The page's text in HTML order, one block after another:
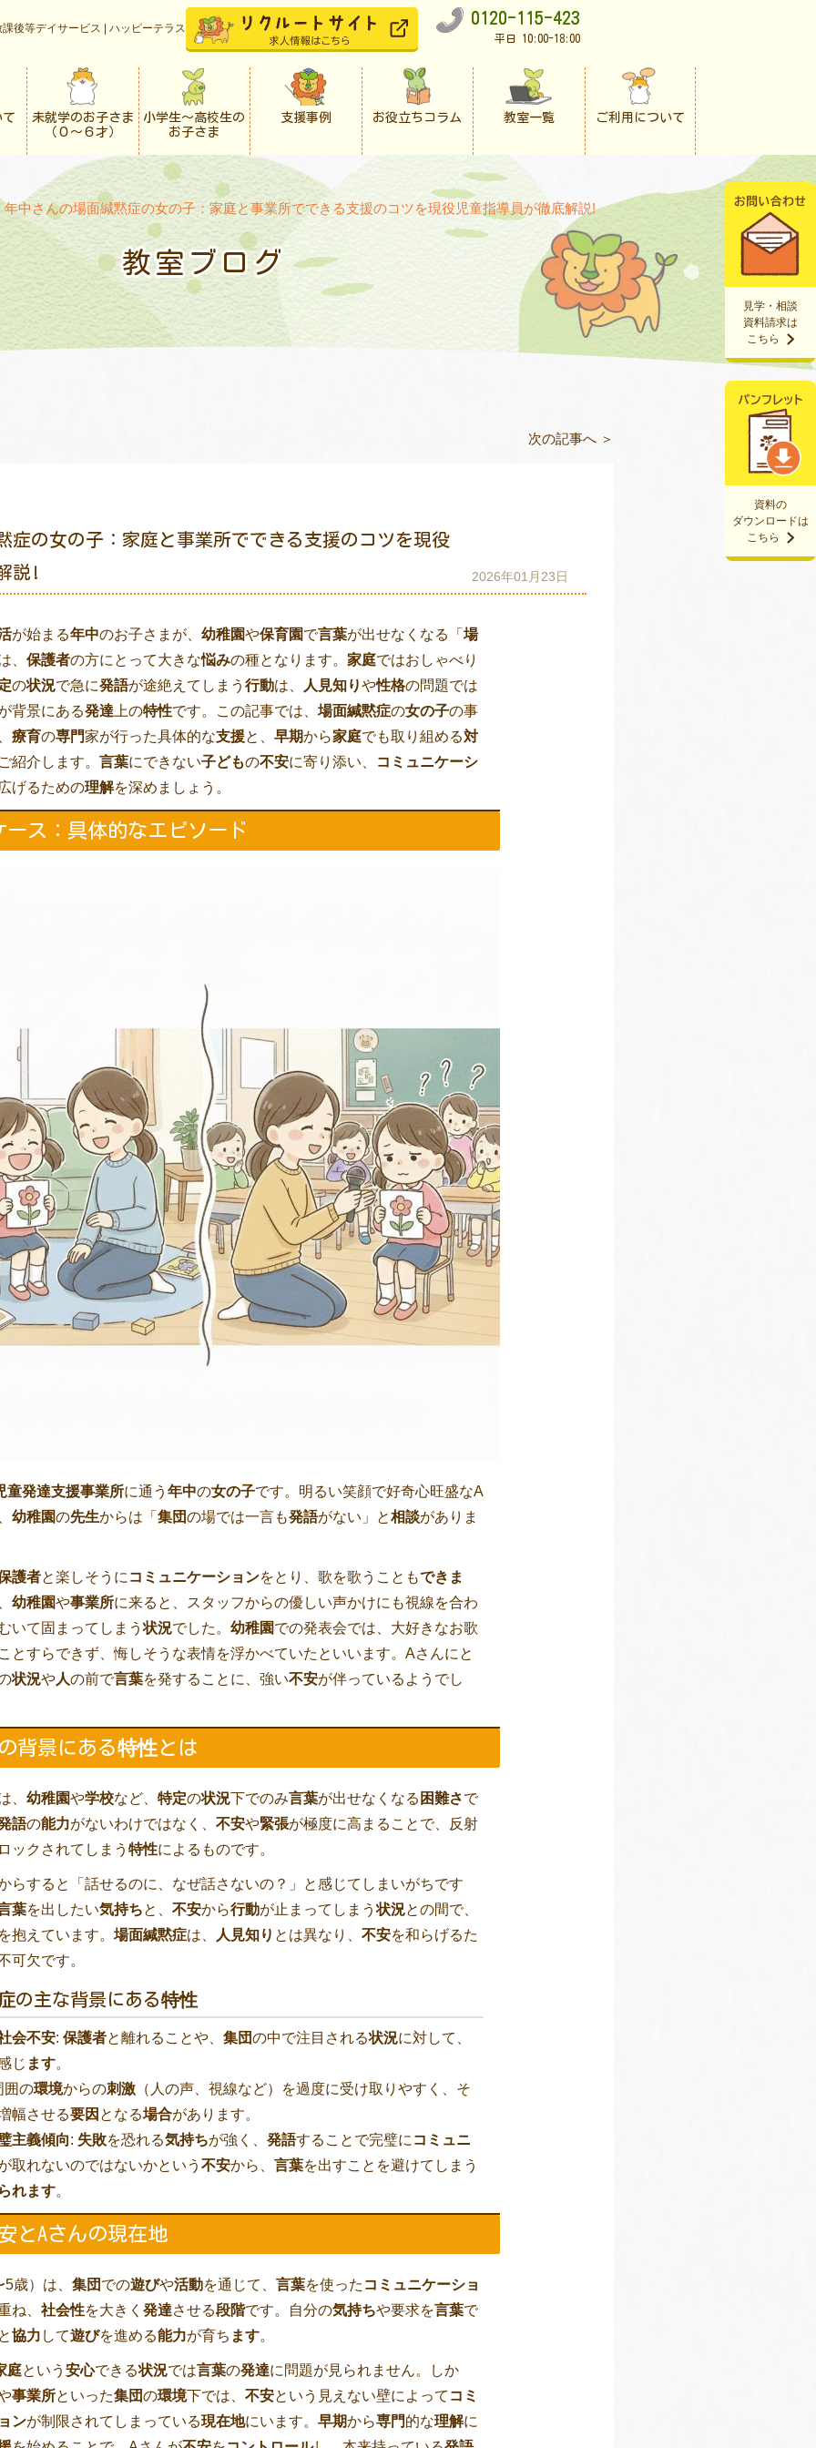
後等デイサービス | ハッピーテラス
0120-115-423
平日 10:00-18:00
て
未就学のお子さま
（０〜６才）
小学生〜高校生の
お子さま
支援事例 お役立ちコラム 教室一覧 ご利用について
資料の
ダウンロードは
こちら
見学・相談
資料請求は
こちら
年中さんの場面緘黙症の女の子：家庭と事業所でできる支援のコツを現役児童指導員が徹底解説!
教室ブログ
次の記事へ ＞
症の女の子：家庭と事業所でできる支援のコツを現役
説!
2026年01月23日
が始まる年中のお子さまが、 幼稚園や保育園で言葉が出せなくなる「 場
、 保護者の方にとって大きな悩みの種となります。 家庭ではおしゃべり
の状況で急に発語が途絶えてしまう 行動は、 人見知りや性格の問題では
背景にある発達 上の特性です。この記事では、 場面緘黙症の女の子の事
療育の専門家が行った具体的な支援と、 早期から家庭でも取り組める対
紹介します。 言葉にできない子どもの不安に寄り添い、
コミュニケーシ
げるための理解を深めましょう。
ース：具体的なエピソード
童発達支援事業所に通う 年中の女の子です。明るい笑顔で好奇心旺盛なA
幼稚園の先生からは「 集団の場では一言も発語がない」と相談がありま
護者と楽しそうに コミュニケーションをとり、歌を歌うこともできま
幼稚園や事業所に来ると、スタッフからの優しい声かけにも視線を合わ
いて固まってしまう状況でした。 幼稚園での発表会では、大好きなお歌
とすらできず、悔しそうな表情を浮かべていたといいます。Aさんにと
状況や人の前で言葉を発することに、強い不安が伴っているようでし
背景にある特性とは
、 幼稚園や学校など、 特定の状況下でのみ言葉が出せなくなる 困難さで
語の能力がないわけではなく、 不安や緊張が極度に高まることで、反射
ックされてしまう 特性によるものです。
らすると「話せるのに、なぜ話さないの？」と感じてしまいがちです
葉を出したい気持ちと、 不安から行動が止まってしまう状況との間で、
抱えています。 場面緘黙症は、 人見知り とは異なり、 不安を和らげるた
可欠です。
の主な背景にある特性
会不安: 保護者と離れることや、 集団の中で注目される状況に対して、
じ ます。
囲の環境からの刺激 （人の声、視線など）を過度に受け取りやすく、そ
幅させる要因 となる場合があります。
主義傾向: 失敗を恐れる気持ちが強く、 発語することで完璧に コミュニ
取れないのではないかという 不安から、 言葉を出すことを避けてしまう
れます。
とAさんの現在地
歳）は、 集団 での遊びや活動を通じて、 言葉を使った コミュニケーショ
ね、 社会性を大きく 発達させる段階です。自分の気持ちや要求を言葉で
協力 して遊びを進める能力が育ち ます。
庭という 安心できる状況では言葉の発達に問題が見られません。しか
事業所といった集団の環境下では、 不安という見えない壁によって コミ
ンが制限されてしまっている現在地にいます。 早期から専門的な理解に